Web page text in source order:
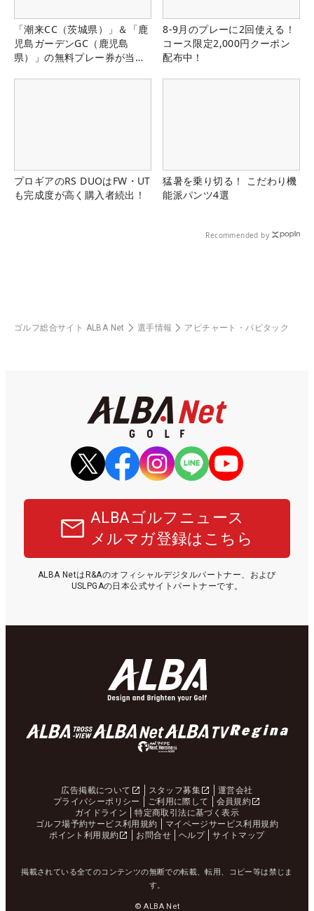
「潮来CC（茨城県）」＆「鹿
児島ガーデンGC（鹿児島
県）」の無料プレー券が当た
8-9月のプレーに2回使える！
コース限定2,000円クーポン
配布中！
プロギアのRS DUOはFW・UT
も完成度が高く購入者続出！
猛暑を乗り切る！ こだわり機
能派パンツ4選
Recommended by
ゴルフ総合サイト ALBA Net 選手情報 アピチャート・パピタック
ALBAゴルフニュース
メルマガ登録はこちら
ALBA NetはR&Aのオフィシャルデジタルパートナー、および
USLPGAの日本公式サイトパートナーです。
広告掲載について スタッフ募集
運営会社
プライバシーポリシー
ご利用に際して
会員規約
ガイドライン
特定商取引法に基づく表示
ゴルフ場予約サービス利用規約
マイページサービス利用規約
ポイント利用規約
お問合せ ヘルプ サイトマップ
掲載されている全てのコンテンツの無断での転載、転用、コピー等は禁じま
す。
© ALBA Net